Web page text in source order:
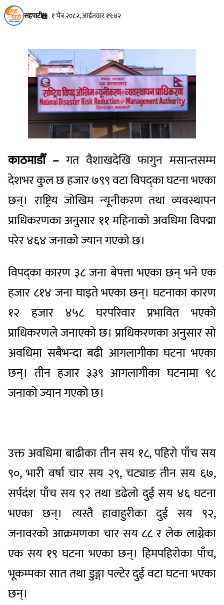
सहपाटी १ चैत्र २०८२, आईतवार १९:४२
काठमाडौँ – गत वैशाखदेखि फागुन मसान्तसम्म
देशभर कुल छ हजार ७९९ वटा विपद्का घटना भएका
छन्। राष्ट्रिय जोखिम न्यूनीकरण तथा व्यवस्थापन
प्राधिकरणका अनुसार ११ महिनाको अवधिमा विपद्मा
परेर ४६४ जनाको ज्यान गएको छ।
विपद्का कारण ३८ जना बेपत्ता भएका छन् भने एक
हजार ८१४ जना घाइते भएका छन्। घटनाका कारण
१२ हजार ४५८ घरपरिवार प्रभावित भएको
प्राधिकरणले जनाएको छ। प्राधिकरणका अनुसार सो
अवधिमा सबैभन्दा बढी आगलागीका घटना भएका
छन्। तीन हजार ३३९ आगलागीका घटनामा ९८
जनाको ज्यान गएको छ।
उक्त अवधिमा बाढीका तीन सय १८, पहिरो पाँच सय
९०, भारी वर्षा चार सय २९, चट्याङ तीन सय ६७,
सर्पदंश पाँच सय ९२ तथा डढेलो दुई सय ४६ घटना
भएका छन्। त्यस्तै हावाहुरीका दुई सय ९२,
जनावरको आक्रमणका चार सय ८८ र लेक लाग्नेका
एक सय १९ घटना भएका छन्। हिमपहिरोका पाँच,
भूकम्पका सात तथा डुङ्गा पल्टेर दुई वटा घटना भएका
छन्।